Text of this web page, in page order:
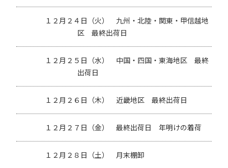
１２月２４日（火） 九州・北陸・関東・甲信越地
区 最終出荷日
１２月２５日（水） 中国・四国・東海地区 最終
出荷日
１２月２６日（木） 近畿地区 最終出荷日
１２月２７日（金）最終出荷日 年明けの着荷
１２月２８日（土） 月末棚卸